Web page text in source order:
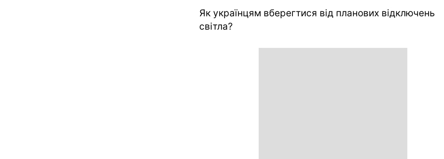
Як українцям вберегтися від планових відключень
світла?